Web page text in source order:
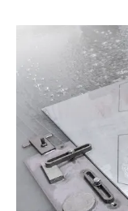
Personensuche